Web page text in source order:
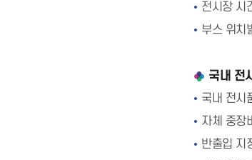
전시장 시
부스 위치
국내 전
국내 전시
자체 중장
반출입 지